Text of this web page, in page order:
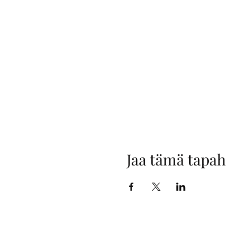
Jaa tämä